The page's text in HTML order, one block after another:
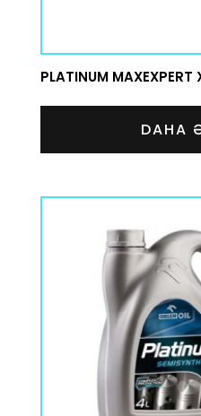
PLATINUM
DAHA